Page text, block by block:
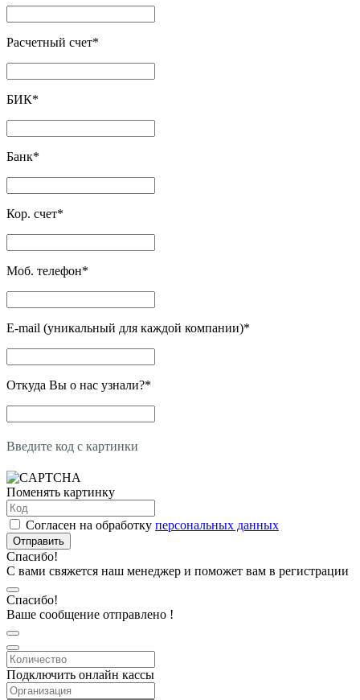
Расчетный счет*
БИК*
Банк*
Кор. счет*
Моб. телефон*
E-mail (уникальный для каждой компании)*
Откуда Вы о нас узнали?*
Введите код с картинки
Поменять картинку
Согласен на обработку персональных данных
Отправить
Спасибо!
С вами свяжется наш менеджер и поможет вам в регистрации
Спасибо!
Ваше сообщение отправлено !
Подключить онлайн кассы